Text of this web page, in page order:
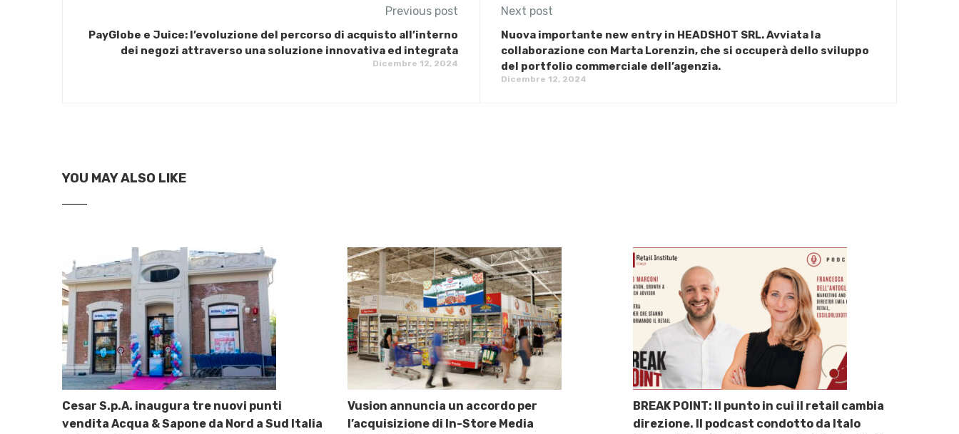
Previous post
PayGlobe e Juice: l’evoluzione del percorso di acquisto all’interno
dei negozi attraverso una soluzione innovativa ed integrata
Dicembre 12, 2024
Next post
Nuova importante new entry in HEADSHOT SRL. Avviata la
collaborazione con Marta Lorenzin, che si occuperà dello sviluppo
del portfolio commerciale dell’agenzia.
Dicembre 12, 2024
YOU MAY ALSO LIKE
Cesar S.p.A. inaugura tre nuovi punti
vendita Acqua & Sapone da Nord a Sud Italia
Vusion annuncia un accordo per
l’acquisizione di In-Store Media
BREAK POINT: Il punto in cui il retail cambia
direzione. Il podcast condotto da Italo